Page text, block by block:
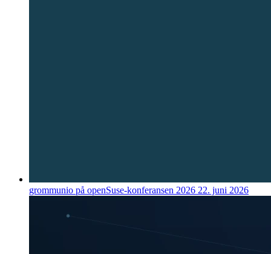
grommunio på openSuse-konferansen 2026 22. juni 2026